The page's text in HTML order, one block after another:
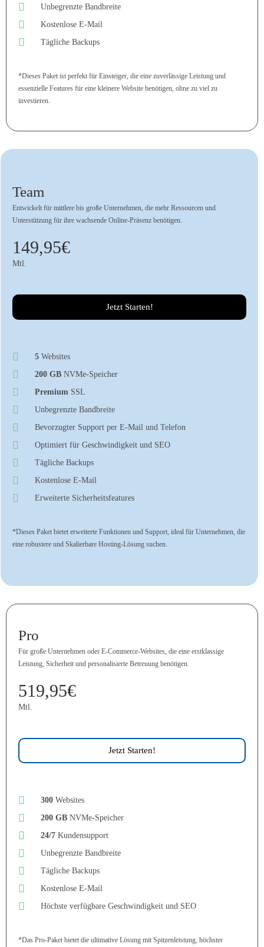
Unbegrenzte Bandbreite
Kostenlose E-Mail
Tägliche Backups
*Dieses Paket ist perfekt für Einsteiger, die eine zuverlässige Leistung und
essenzielle Features für eine kleinere Website benötigen, ohne zu viel zu
investieren.
Team
Entwickelt für mittlere bis große Unternehmen, die mehr Ressourcen und
Unterstützung für ihre wachsende Online-Präsenz benötigen.
149,95€
Mtl.
Jetzt Starten!
5Websites
200 GB NVMe-Speicher
PremiumSSL
Unbegrenzte Bandbreite
Bevorzugter Support per E-Mail und Telefon
Optimiert für Geschwindigkeit und SEO
Tägliche Backups
Kostenlose E-Mail
Erweiterte Sicherheitsfeatures
*Dieses Paket bietet erweiterte Funktionen und Support, ideal für Unternehmen, die
eine robustere und Skalierbare Hosting-Lösung suchen.
Pro
Für große Unternehmen oder E-Commerce-Websites, die eine erstklassige
Leistung, Sicherheit und personalisierte Betreuung benötigen.
519,95€
Mtl.
Jetzt Starten!
300Websites
200 GB NVMe-Speicher
24/7Kundensupport
Unbegrenzte Bandbreite
Tägliche Backups
Kostenlose E-Mail
Höchste verfügbare Geschwindigkeit und SEO
*Das Pro-Paket bietet die ultimative Lösung mit Spitzenleistung, höchster